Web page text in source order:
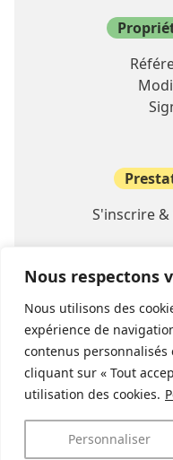
Nous respectons
Nous utilisons des
expérience de
contenus personnalisés
cliquant sur « Tout
utilisation des cookies.
Personnaliser
S'inscrire
© 2026 lieu-